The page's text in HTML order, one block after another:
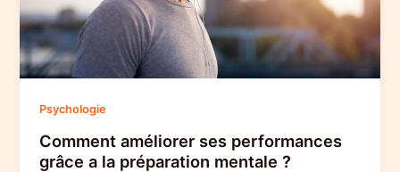
Psychologie
Comment améliorer ses performances
grâce a la préparation mentale ?